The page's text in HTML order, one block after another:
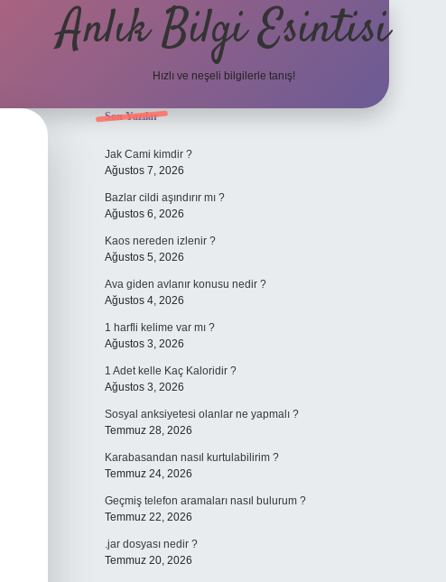
Anlık Bilgi Esintisi
Hızlı ve neşeli bilgilerle tanış!
Sidebar
Son Yazılar
Jak Cami kimdir ?
Ağustos 7, 2026
Bazlar cildi aşındırır mı ?
Ağustos 6, 2026
Kaos nereden izlenir ?
Ağustos 5, 2026
Ava giden avlanır konusu nedir ?
Ağustos 4, 2026
1 harfli kelime var mı ?
Ağustos 3, 2026
1 Adet kelle Kaç Kaloridir ?
Ağustos 3, 2026
Sosyal anksiyetesi olanlar ne yapmalı ?
Temmuz 28, 2026
Karabasandan nasıl kurtulabilirim ?
Temmuz 24, 2026
Geçmiş telefon aramaları nasıl bulurum ?
Temmuz 22, 2026
.jar dosyası nedir ?
Temmuz 20, 2026